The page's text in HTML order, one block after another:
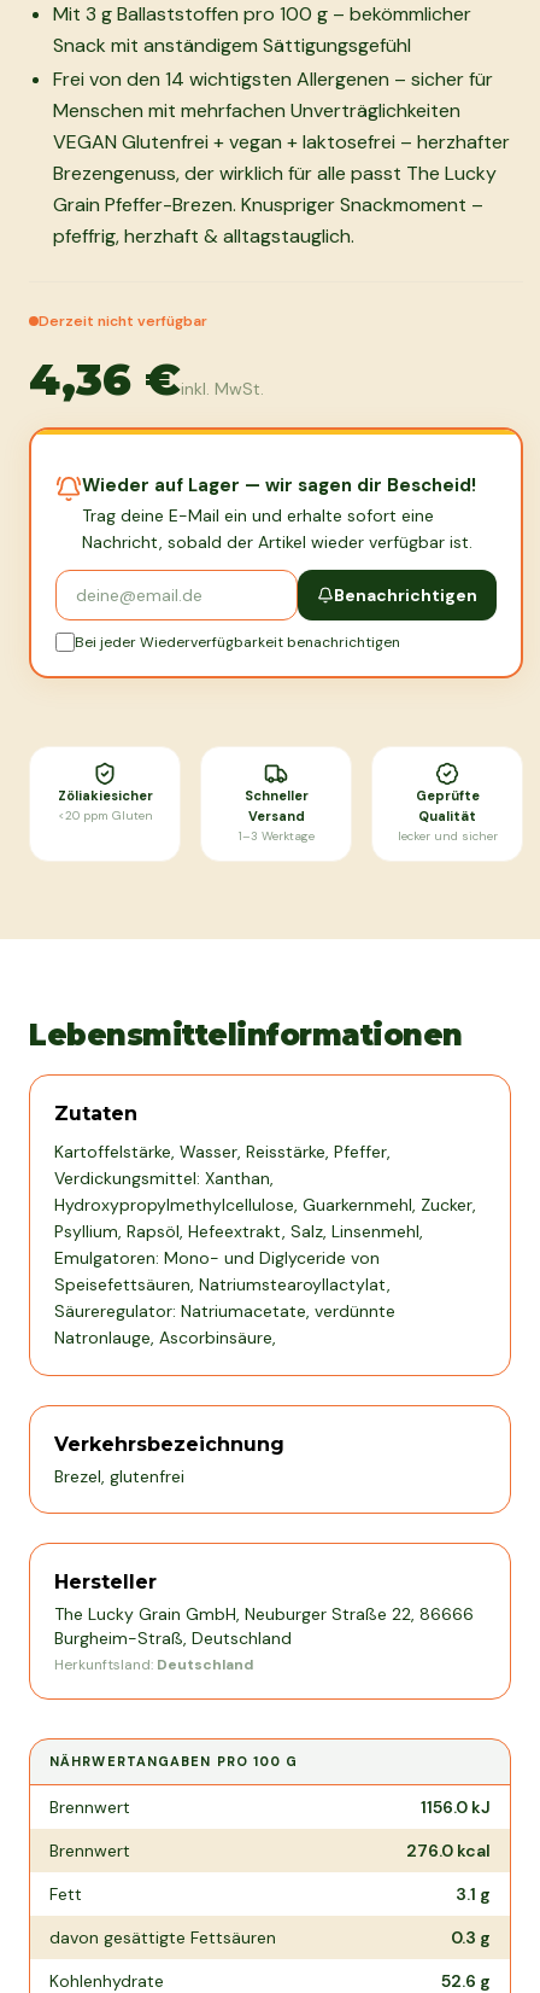
Mit 3 g Ballaststoffen pro 100 g – bekömmlicher
Snack mit anständigem Sättigungsgefühl
Frei von den 14 wichtigsten Allergenen – sicher für
Menschen mit mehrfachen Unverträglichkeiten
VEGAN Glutenfrei + vegan + laktosefrei – herzhafter
Brezengenuss, der wirklich für alle passt The Lucky
Grain Pfeffer-Brezen. Knuspriger Snackmoment –
pfeffrig, herzhaft & alltagstauglich.
Derzeit nicht verfügbar
4,36 €inkl. MwSt.
Wieder auf Lager — wir sagen dir Bescheid!
Trag deine E-Mail ein und erhalte sofort eine
Nachricht, sobald der Artikel wieder verfügbar ist.
Benachrichtigen
Bei jeder Wiederverfügbarkeit benachrichtigen
Zöliakiesicher
<20 ppm Gluten
Schneller
Versand
1–3 Werktage
Geprüfte
Qualität
lecker und sicher
Lebensmittelinformationen
Zutaten
Kartoffelstärke, Wasser, Reisstärke, Pfeffer,
Verdickungsmittel: Xanthan,
Hydroxypropylmethylcellulose, Guarkernmehl, Zucker,
Psyllium, Rapsöl, Hefeextrakt, Salz, Linsenmehl,
Emulgatoren: Mono- und Diglyceride von
Speisefettsäuren, Natriumstearoyllactylat,
Säureregulator: Natriumacetate, verdünnte
Natronlauge, Ascorbinsäure,
Verkehrsbezeichnung
Brezel, glutenfrei
Hersteller
The Lucky Grain GmbH, Neuburger Straße 22, 86666
Burgheim-Straß, Deutschland
Herkunftsland: Deutschland
NÄHRWERTANGABEN PRO100 G
Nährwertangaben pro
Brennwert 1156.0 kJ
Brennwert
276.0 kcal
Fett
3.1 g
davon gesättigte Fettsäuren
0.3 g
Kohlenhydrate
52.6 g